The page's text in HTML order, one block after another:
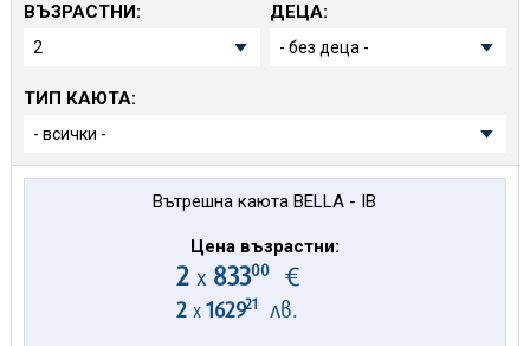
ВЪЗРАСТНИ: ДЕЦА:
ТИП КАЮТА:
Вътрешна каюта BELLA - IB
Цена възрастни:
2 х 83300€
2 х 162921 лв.